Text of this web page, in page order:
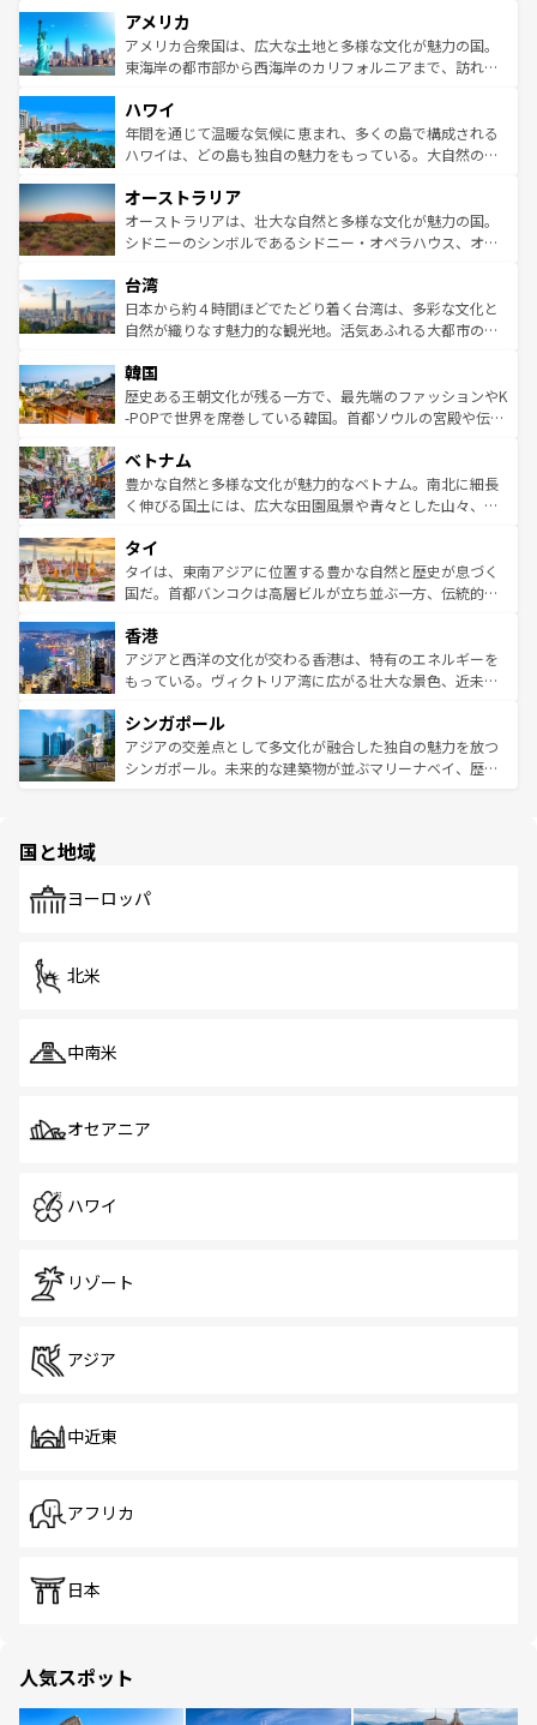
ンツ一覧を参照してほしい。
の建物がそのまま残る町や、スイスならではのユニークな
博物館もあり、アルプス観光だけでなく町歩きも満喫する
ことができる。国民の所得が高いため物価も高いが、旅行
ば市内交通費無料で観光を楽しむこともできる。 なお、新
着のスイス情報はコンテンツ一覧 を参照してほしい。
アメリカ
アメリカ合衆国は、広大な土地と多様な文化が魅力の国。
東海岸の都市部から西海岸のカリフォルニアまで、訪れる
のような巨大都市は、観光、ショッピング、エンターテイ
ンメントが詰まった刺激的なスポットだ。一方、アメリカ
西部には大自然が広がり、グランドキャニオンやイエロー
部のニューオーリンズでは、音楽と美食が融合した独特の
文化が魅力。旅行者はアメリカの各地域で異なる魅力を楽
しみながら、その多様性と豊かな歴史を感じることができ
ならではの贅沢な旅のスタイルだ。 なお、新着のアメリカ
情報はコンテンツ一覧を参照してほしい。
ハワイ
年間を通じて温暖な気候に恵まれ、多くの島で構成される
ハワイは、どの島も独自の魅力をもっている。大自然の神
ワイ島は見逃せない。また、定番の観光地といえばオアフ
島だが、静かな自然を求めるならマウイ島やカウアイ島が
おすすめ。エメラルドグリーンに輝く海をはじめ、豊かな
れるおもてなしの心で訪れる人々を迎えてくれるハワイの
人々、おいしいローカルフードやハワイアンミュージッ
ク、伝統的なフラダンスなど、すべてがハワイの魅力を彩
ワイを、存分に味わってほしい。 なお、新着のハワイ情報
はコンテンツ一覧を参照してほしい。
オーストラリア
オーストラリアは、壮大な自然と多様な文化が魅力の国。
シドニーのシンボルであるシドニー・オペラハウス、オー
リアリーフや大陸中央部にそびえるウルル（エアーズロッ
ク）、タスマニアの美しい原生林やケアンズの熱帯雨林な
ど、見どころがたくさん。また、カフェやワイン、オージ
いる。アクティビティも充実しており、サーフィンやダイ
ビング、ハイキングなど、アウトドア好きにはたまらな
い。オーストラリアの多彩な魅力を存分に味わいつくそ
参照してほしい。
台湾
日本から約４時間ほどでたどり着く台湾は、多彩な文化と
自然が織りなす魅力的な観光地。活気あふれる大都市の台
ン）、静ひつな山岳地帯である台湾東部など、都市の喧騒
と山間の静けさが共存しており、訪れる人に新しい発見と
驚きをもたらしてくれる。また、奥深い台湾の食文化も魅
容にもいいと評判のスイーツなど、バラエティ豊かな料理
が味わえる。 なお、新着の台湾情報は コンテンツ一覧を参
照してほしい。
韓国
歴史ある王朝文化が残る一方で、最先端のファッションやK
-POPで世界を席巻している韓国。首都ソウルの宮殿や伝統
き、地方に足を延ばせば四季折々の自然美を楽しむことが
できる。そして、キムチや焼肉、絶品のストリートフード
まで、さまざまな韓国料理が待っている。夜には、韓国な
リティに包まれながら、韓国の多彩な魅力を心ゆくまで味
わってみてほしい。 なお、新着の韓国情報はコンテンツ一
覧を参照してほしい。
ベトナム
豊かな自然と多様な文化が魅力的なベトナム。南北に細長
く伸びる国土には、広大な田園風景や青々とした山々、世
急速な発展と共に伝統が息づく。ハノイの古い町並みやホ
ーチミン市のフランス統治時代の建物も、独特の雰囲気を
醸し出している。また、バラエティの豊かさとおいしさで
とつ。フォーやバインミー、ベトナムコーヒーなどは、ぜ
ひ現地で味わいたい。どの地域を訪れてもあたたかい人々
が旅行者を迎えてくれるので、きっと忘れられない旅にな
参照してほしい。
タイ
タイは、東南アジアに位置する豊かな自然と歴史が息づく
国だ。首都バンコクは高層ビルが立ち並ぶ一方、伝統的な
の活気が交差している。北部ではチェンマイなどの山岳地
帯で自然と触れ合い、南部ではプーケットやクラビの美し
いビーチでリゾート気分を楽しむことができる。タイ料理
激する。気候は一年中温暖で、どの季節にも異なる楽しみ
が待っている。親しみやすいタイの人々、仏教を中心とし
た文化、そして多様な観光資源が、訪れる旅人を魅了し続
香港
アジアと西洋の文化が交わる香港は、特有のエネルギーを
もっている。ヴィクトリア湾に広がる壮大な景色、近未来
み、どこを訪れても感動するはず。観光スポットが密集し
ており、効率よく見どころを回れるのも魅力。息をのむよ
うな絶景から文化的な体験まで、香港を存分に楽しみ尽く
シンガポール
アジアの交差点として多文化が融合した独自の魅力を放つ
シンガポール。未来的な建築物が並ぶマリーナベイ、歴史
で、ホーカーズは地元の風情を楽しめる外せないスポット
国と地域
ヨーロッパ
北米
中南米
オセアニア
ハワイ
リゾート
アジア
中近東
アフリカ
日本
人気スポット